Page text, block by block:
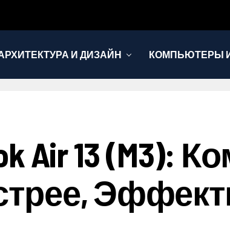
И ДИЗАЙН КОМПЬЮТЕРЫ
Air 13 (M3):